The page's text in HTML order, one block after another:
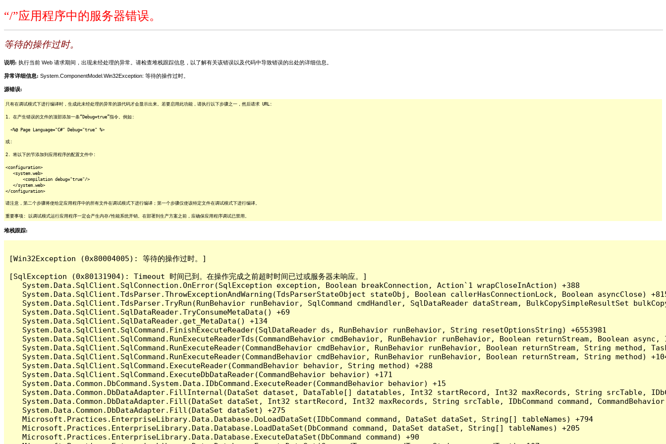
“/”应用程序中的服务器错误。
等待的操作过时。
说明: 执行当前 Web 请求期间，出现未经处理的异常。请检查堆栈跟踪信息，以了解有关该错误以及代码中导致错误的出处的详细信息。
异常详细信息: System.ComponentModel.Win32Exception: 等待的操作过时。
源错误:
只有在调试模式下进行编译时，生成此未经处理的异常的源代码才会显示出来。若要启用此功能，请执行以下步骤之一，然后请求 URL:
1. 在产生错误的文件的顶部添加一条“Debug=true”指令。例如:
<%@ Page Language="C#" Debug="true" %>
或:
2. 将以下的节添加到应用程序的配置文件中:
<configuration>
<system.web>
<compilation debug="true"/>
</system.web>
</configuration>
请注意，第二个步骤将使给定应用程序中的所有文件在调试模式下进行编译；第一个步骤仅使该特定文件在调试模式下进行编译。
重要事项: 以调试模式运行应用程序一定会产生内存/性能系统开销。在部署到生产方案之前，应确保应用程序调试已禁用。
堆栈跟踪:
[Win32Exception (0x80004005): 等待的操作过时。]
[SqlException (0x80131904): Timeout 时间已到。在操作完成之前超时时间已过或服务器未响应。]
   System.Data.SqlClient.SqlConnection.OnError(SqlException exception, Boolean breakConnection, Action`1 wrapCloseInAction) +388
System.Data.SqlClient.TdsParser.ThrowExceptionAndWarning(TdsParserStateObject stateObj, Boolean callerHasConnectionLock, Boolean asyncClose)
System.Data.SqlClient.TdsParser.TryRun(RunBehavior runBehavior, SqlCommand cmdHandler, SqlDataReader dataStream, BulkCopySimpleResultSet
   System.Data.SqlClient.SqlDataReader.TryConsumeMetaData() +69
   System.Data.SqlClient.SqlDataReader.get_MetaData() +134
   System.Data.SqlClient.SqlCommand.FinishExecuteReader(SqlDataReader ds, RunBehavior runBehavior, String resetOptionsString) +6553981
System.Data.SqlClient.SqlCommand.RunExecuteReaderTds(CommandBehavior cmdBehavior, RunBehavior runBehavior, Boolean returnStream, Boolean
System.Data.SqlClient.SqlCommand.RunExecuteReader(CommandBehavior cmdBehavior, RunBehavior runBehavior, Boolean returnStream, String method,
System.Data.SqlClient.SqlCommand.RunExecuteReader(CommandBehavior cmdBehavior, RunBehavior runBehavior, Boolean returnStream, String method)
   System.Data.SqlClient.SqlCommand.ExecuteReader(CommandBehavior behavior, String method) +288
   System.Data.SqlClient.SqlCommand.ExecuteDbDataReader(CommandBehavior behavior) +171
   System.Data.Common.DbCommand.System.Data.IDbCommand.ExecuteReader(CommandBehavior behavior) +15
System.Data.Common.DbDataAdapter.FillInternal(DataSet dataset, DataTable[] datatables, Int32 startRecord, Int32 maxRecords, String srcTable,
System.Data.Common.DbDataAdapter.Fill(DataSet dataSet, Int32 startRecord, Int32 maxRecords, String srcTable, IDbCommand command,
   System.Data.Common.DbDataAdapter.Fill(DataSet dataSet) +275
   Microsoft.Practices.EnterpriseLibrary.Data.Database.DoLoadDataSet(IDbCommand command, DataSet dataSet, String[] tableNames) +794
   Microsoft.Practices.EnterpriseLibrary.Data.Database.LoadDataSet(DbCommand command, DataSet dataSet, String[] tableNames) +205
   Microsoft.Practices.EnterpriseLibrary.Data.Database.ExecuteDataSet(DbCommand command) +90